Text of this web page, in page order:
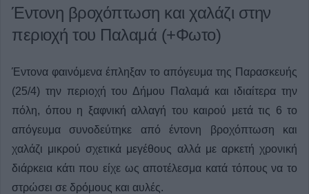
Έντονη βροχόπτωση και χαλάζι στην
περιοχή του Παλαμά (+Φωτο)
Έντονα φαινόμενα έπληξαν το απόγευμα της Παρασκευής
(25/4) την περιοχή του Δήμου Παλαμά και ιδιαίτερα την
πόλη, όπου η ξαφνική αλλαγή του καιρού μετά τις 6 το
απόγευμα συνοδεύτηκε από έντονη βροχόπτωση και
χαλάζι μικρού σχετικά μεγέθους αλλά με αρκετή χρονική
διάρκεια κάτι που είχε ως αποτέλεσμα κατά τόπους να το
στρώσει σε δρόμους και αυλές.